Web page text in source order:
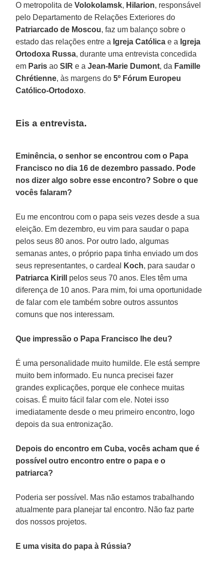
O metropolita deVolokolamsk, Hilarion, responsável
pelo Departamento de Relações Exteriores do
Patriarcado de Moscou, faz um balanço sobre o
estado das relações entre a Igreja Católica e a Igreja
Ortodoxa Russa, durante uma entrevista concedida
em Paris aoSIR e aJean-Marie Dumont, da Famille
Chrétienne, às margens do5º Fórum Europeu
Católico-Ortodoxo.
Eis a entrevista.
Eminência, o senhor se encontrou com o Papa
Francisco no dia 16 de dezembro passado. Pode
nos dizer algo sobre esse encontro? Sobre o que
vocês falaram?
Eu me encontrou com o papa seis vezes desde a sua
eleição. Em dezembro, eu vim para saudar o papa
pelos seus 80 anos. Por outro lado, algumas
semanas antes, o próprio papa tinha enviado um dos
seus representantes, o cardeal
Koch, para saudar o
Patriarca Kirill
pelos seus 70 anos. Eles têm uma
diferença de 10 anos. Para mim, foi uma oportunidade
de falar com ele também sobre outros assuntos
comuns que nos interessam.
Que impressão o Papa Francisco lhe deu?
É uma personalidade muito humilde. Ele está sempre
muito bem informado. Eu nunca precisei fazer
grandes explicações, porque ele conhece muitas
coisas. É muito fácil falar com ele. Notei isso
imediatamente desde o meu primeiro encontro, logo
depois da sua entronização.
Depois do encontro em Cuba, vocês acham que é
possível outro encontro entre o papa e o
patriarca?
Poderia ser possível. Mas não estamos trabalhando
atualmente para planejar tal encontro. Não faz parte
dos nossos projetos.
E uma visita do papa à Rússia?